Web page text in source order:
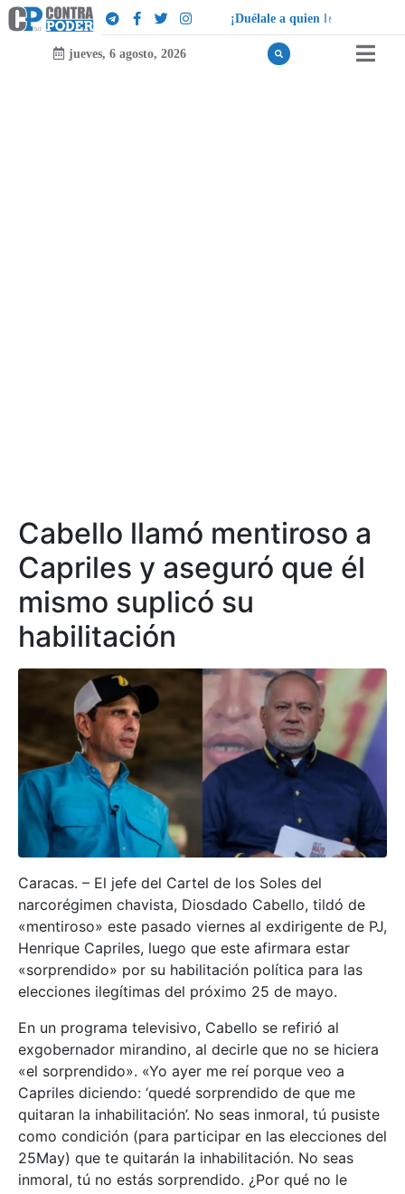
¡Duélale a quien e
jueves, 6 agosto, 2026
Cabello llamó mentiroso a
Capriles y aseguró que él
mismo suplicó su
habilitación
Caracas. – El jefe del Cartel de los Soles del
narcorégimen chavista, Diosdado Cabello, tildó de
«mentiroso» este pasado viernes al exdirigente de PJ,
Henrique Capriles, luego que este afirmara estar
«sorprendido» por su habilitación política para las
elecciones ilegítimas del próximo 25 de mayo.
En un programa televisivo, Cabello se refirió al
exgobernador mirandino, al decirle que no se hiciera
«el sorprendido». «Yo ayer me reí porque veo a
Capriles diciendo: ‘quedé sorprendido de que me
quitaran la inhabilitación’. No seas inmoral, tú pusiste
como condición (para participar en las elecciones del
25May) que te quitarán la inhabilitación. No seas
inmoral, tú no estás sorprendido. ¿Por qué no le